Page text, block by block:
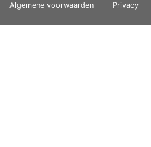
Algemene voorwaarden Privacy